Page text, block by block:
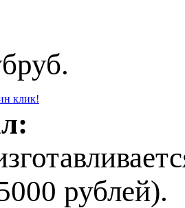
руб.
клик!
рублей).